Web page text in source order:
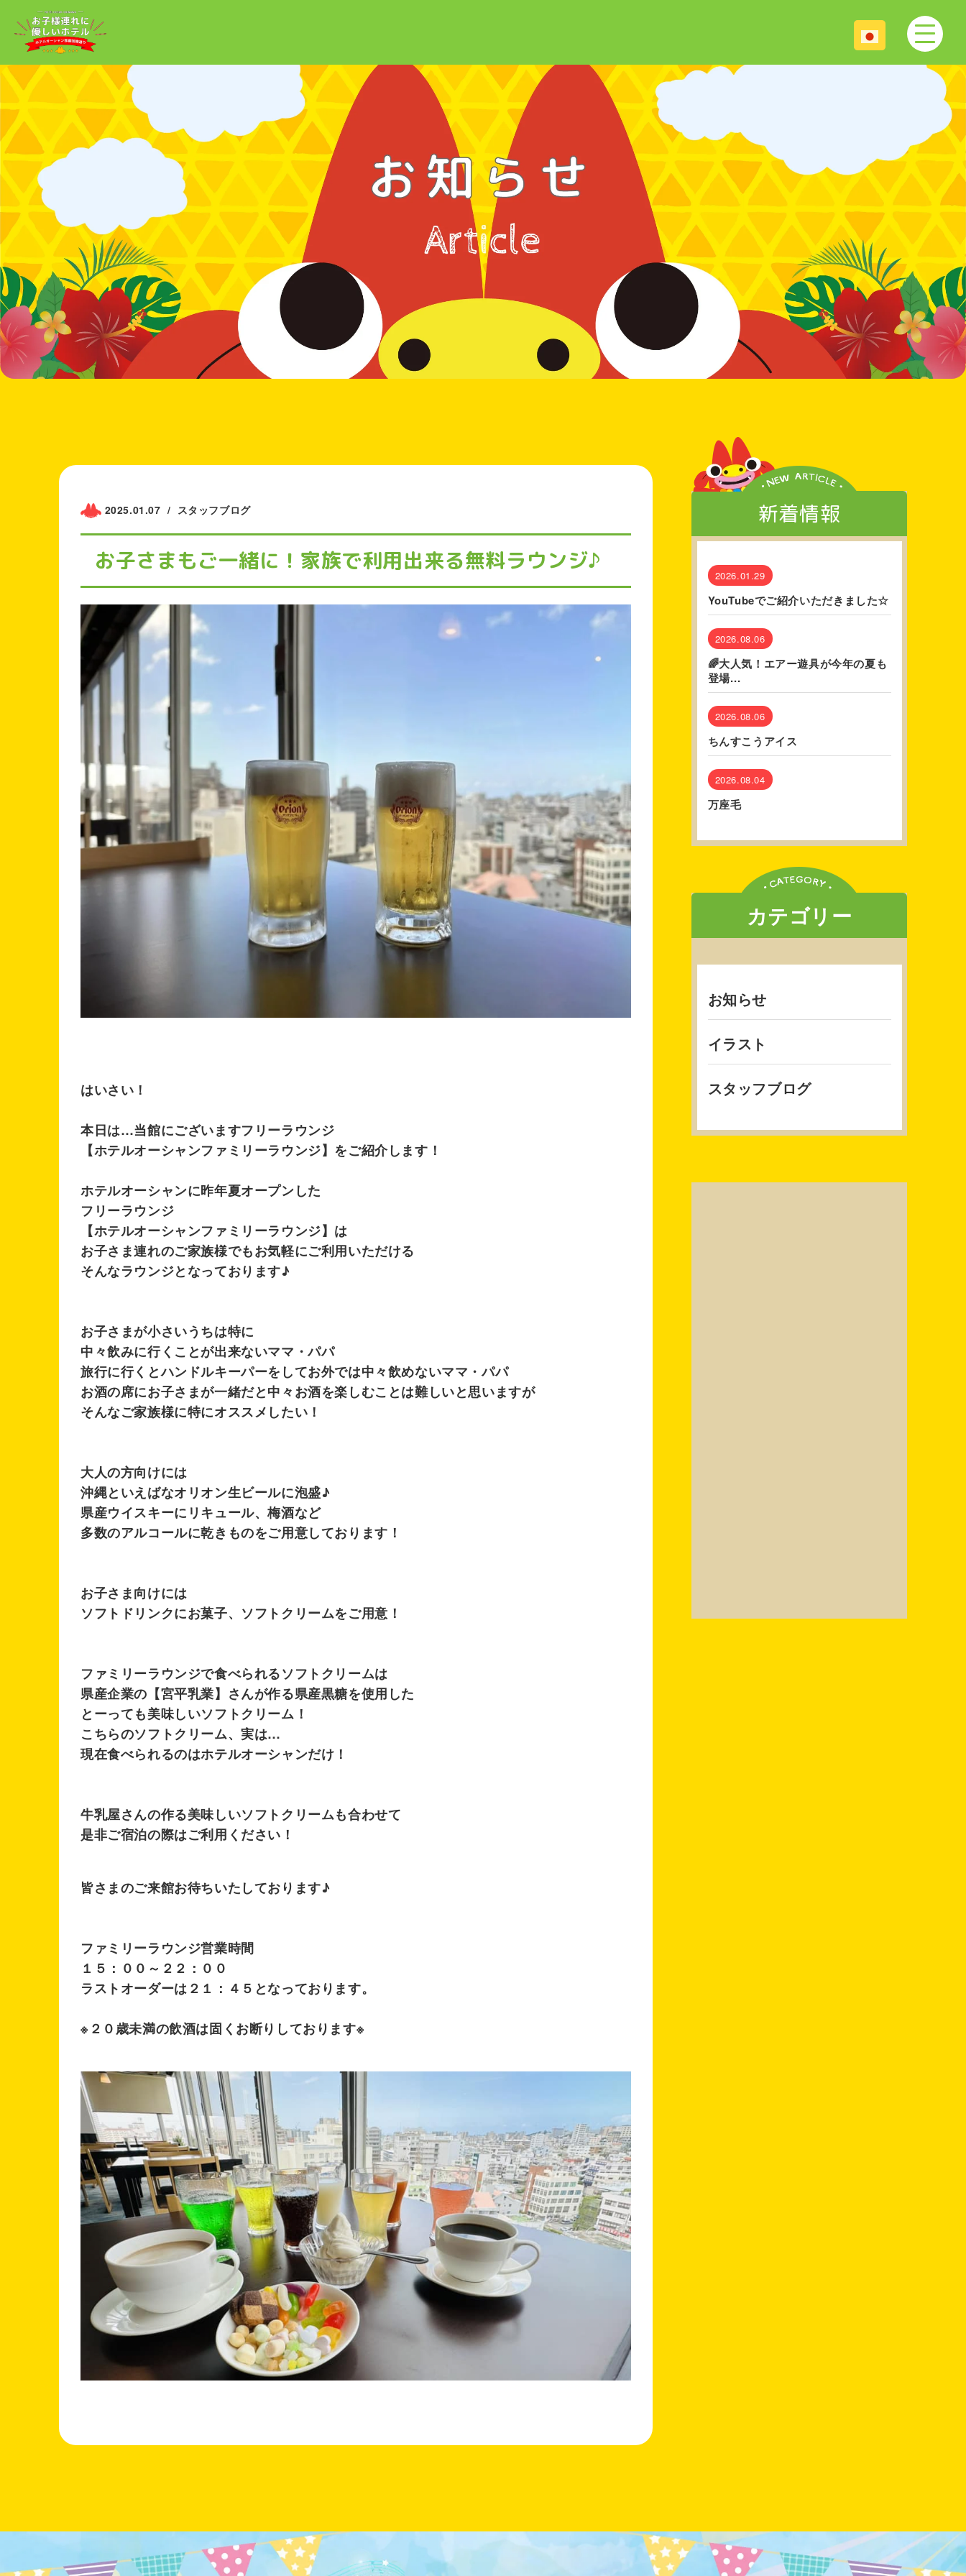
2025.01.07 / スタッフブログ
お子さまもご一緒に！家族で利用出来る無料ラウンジ♪
はいさい！
本日は…当館にございますフリーラウンジ
【ホテルオーシャンファミリーラウンジ】をご紹介します！
ホテルオーシャンに昨年夏オープンした
フリーラウンジ
【ホテルオーシャンファミリーラウンジ】は
お子さま連れのご家族様でもお気軽にご利用いただける
そんなラウンジとなっております♪
お子さまが小さいうちは特に
中々飲みに行くことが出来ないママ・パパ
旅行に行くとハンドルキーパーをしてお外では中々飲めないママ・パパ
お酒の席にお子さまが一緒だと中々お酒を楽しむことは難しいと思いますが
そんなご家族様に特にオススメしたい！
大人の方向けには
沖縄といえばなオリオン生ビールに泡盛♪
県産ウイスキーにリキュール、梅酒など
多数のアルコールに乾きものをご用意しております！
お子さま向けには
ソフトドリンクにお菓子、ソフトクリームをご用意！
ファミリーラウンジで食べられるソフトクリームは
県産企業の【宮平乳業】さんが作る県産黒糖を使用した
とーっても美味しいソフトクリーム！
こちらのソフトクリーム、実は…
現在食べられるのはホテルオーシャンだけ！
牛乳屋さんの作る美味しいソフトクリームも合わせて
是非ご宿泊の際はご利用ください！
皆さまのご来館お待ちいたしております♪
ファミリーラウンジ営業時間
１５：００～２２：００
ラストオーダーは２１：４５となっております。
※２０歳未満の飲酒は固くお断りしております※
新着情報
2026.01.29
YouTubeでご紹介いただきました☆
2026.08.06
🌈大人気！エアー遊具が今年の夏も
登場...
2026.08.06
ちんすこうアイス
2026.08.04
万座毛
カテゴリー
お知らせ
イラスト
スタッフブログ